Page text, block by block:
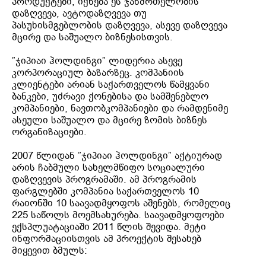
დაზღვევა, ავტოდაზღვევა თუ
პასუხისმგებლობის დაზღვევა, ასევე დაზღვევა
მცირე და საშუალო ბიზნესისთვის.
”ჯიპიაი ჰოლდინგი” ლიდერია ასევე
კორპორაციულ ბაზარზეც. კომპანიის
კლიენტები არიან საქართველოს წამყვანი
ბანკები, უძრავი ქონებისა და სამშენებლო
კომპანიები, ნავთობკომპანიები და რამდენიმე
ასეული საშუალო და მცირე ზომის ბიზნეს
ორგანიზაციები.
2007 წლიდან ”ჯიპიაი ჰოლდინგი” აქტიურად
არის ჩაბმული სახელმწიფო სოციალური
დაზღვევის პროგრამაში. ამ პროგრამის
ფარგლებში კომპანია საქართველოს 10
რაიონში 10 საავადმყოფოს აშენებს, რომელიც
225 საწოლს მოემსახურება. საავადმყოფოები
ექსპლუატაციაში 2011 წლის შევიდა. მეტი
ინფორმაციისთვის ამ პროექტის შესახებ
მიყევით ბმულს: